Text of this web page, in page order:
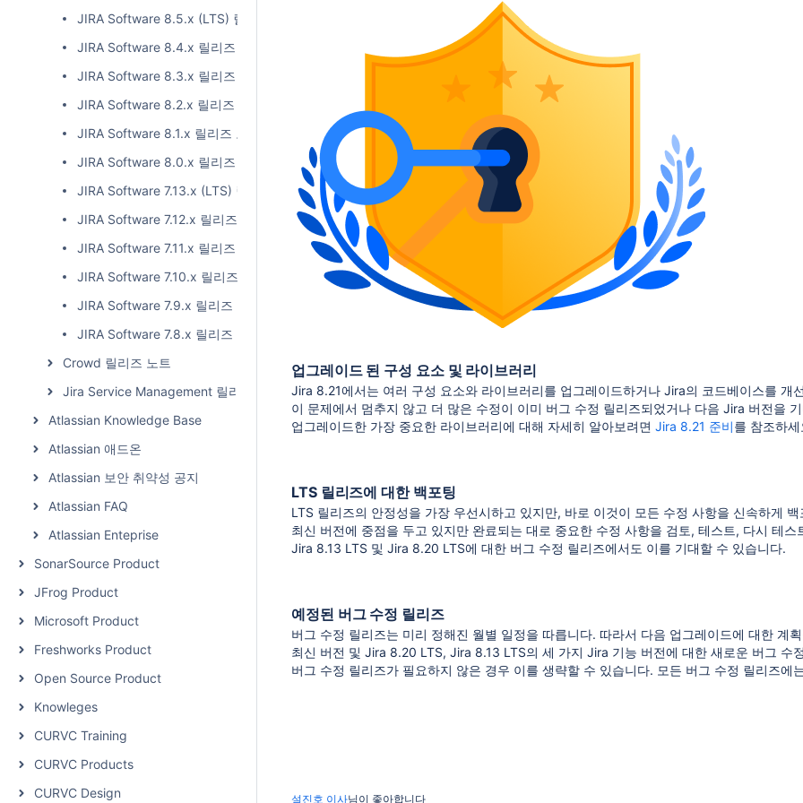
JIRA Software 8.5.x (LTS) 릴리즈 노트
JIRA Software 8.4.x 릴리즈 노트
JIRA Software 8.3.x 릴리즈 노트
JIRA Software 8.2.x 릴리즈 노트
JIRA Software 8.1.x 릴리즈 노트
JIRA Software 8.0.x 릴리즈 노트
JIRA Software 7.13.x (LTS) 릴리즈 노트
JIRA Software 7.12.x 릴리즈 노트
JIRA Software 7.11.x 릴리즈 노트
JIRA Software 7.10.x 릴리즈 노트
JIRA Software 7.9.x 릴리즈 노트
JIRA Software 7.8.x 릴리즈 노트
Crowd 릴리즈 노트
Jira Service Management 릴리즈 노트
Atlassian Knowledge Base
Atlassian 애드온
Atlassian 보안 취약성 공지
Atlassian FAQ
Atlassian Enteprise
SonarSource Product
JFrog Product
Microsoft Product
Freshworks Product
Open Source Product
Knowleges
CURVC Training
CURVC Products
CURVC Design
업그레이드 된 구성 요소 및 라이브러리
Jira 8.21에서는 여러 구성 요소와 라이브러리를 업그레이드하거나 Jira의 코드베이스를 개
이 문제에서 멈추지 않고 더 많은 수정이 이미 버그 수정 릴리즈되었거나 다음 Jira 버전을
업그레이드한 가장 중요한 라이브러리에 대해 자세히 알아보려면 Jira 8.21 준비를 참조하세
LTS 릴리즈에 대한 백포팅
LTS 릴리즈의 안정성을 가장 우선시하고 있지만, 바로 이것이 모든 수정 사항을 신속하게
최신 버전에 중점을 두고 있지만 완료되는 대로 중요한 수정 사항을 검토, 테스트, 다시 테
Jira 8.13 LTS 및 Jira 8.20 LTS에 대한 버그 수정 릴리즈에서도 이를 기대할 수 있습니다.
예정된 버그 수정 릴리즈
버그 수정 릴리즈는 미리 정해진 월별 일정을 따릅니다. 따라서 다음 업그레이드에 대한 계
최신 버전 및 Jira 8.20 LTS, Jira 8.13 LTS의 세 가지 Jira 기능 버전에 대한 새로운 버그 수
버그 수정 릴리즈가 필요하지 않은 경우 이를 생략할 수 있습니다. 모든 버그 수정 릴리즈에
설진호 이사님이 좋아합니다